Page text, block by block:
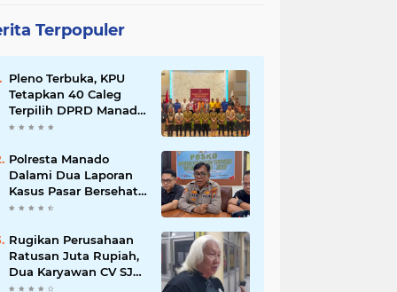
Terpopuler
Pleno Terbuka, KPU
Tetapkan 40 Caleg
Terpilih DPRD Manado,
Ini Daftarnya
Polresta Manado
Dalami Dua Laporan
Kasus Pasar Bersehati,
Segera Panggil Saksi
Rugikan Perusahaan
Ratusan Juta Rupiah,
Dua Karyawan CV SJA
Manado Ditetapkan